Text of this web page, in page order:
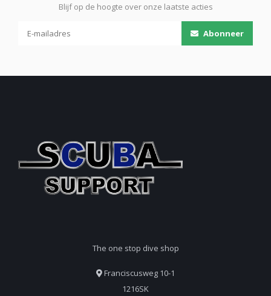
Blijf op de hoogte over onze laatste acties
Abonneer
The one stop dive shop
Franciscusweg 10-1
1216SK